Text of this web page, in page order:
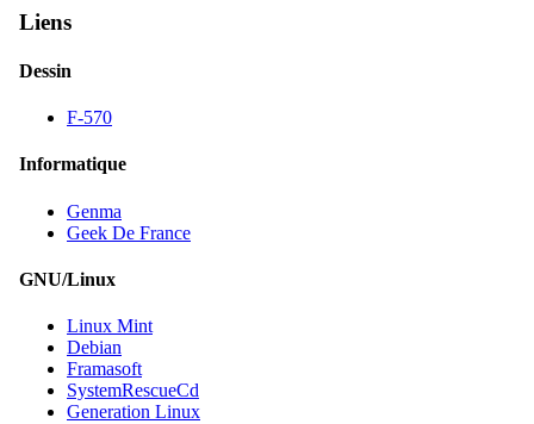
Liens
Dessin
F-570
Informatique
Genma
Geek De France
GNU/Linux
Linux Mint
Debian
Framasoft
SystemRescueCd
Generation Linux